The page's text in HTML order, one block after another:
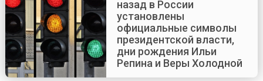
назад в России
установлены
официальные символы
президентской власти,
дни рождения Ильи
Репина и Веры Холодной